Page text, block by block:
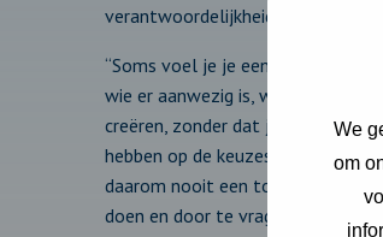
We
om
verantwoordelijkheid komt kijken.
“Soms voel je je een soort van
wie er aanwezig is, wat er
creëren, zonder dat je dingen
hebben op de keuzes die je
daarom nooit een toestandsbeeld
doen en door te vragen wanneer